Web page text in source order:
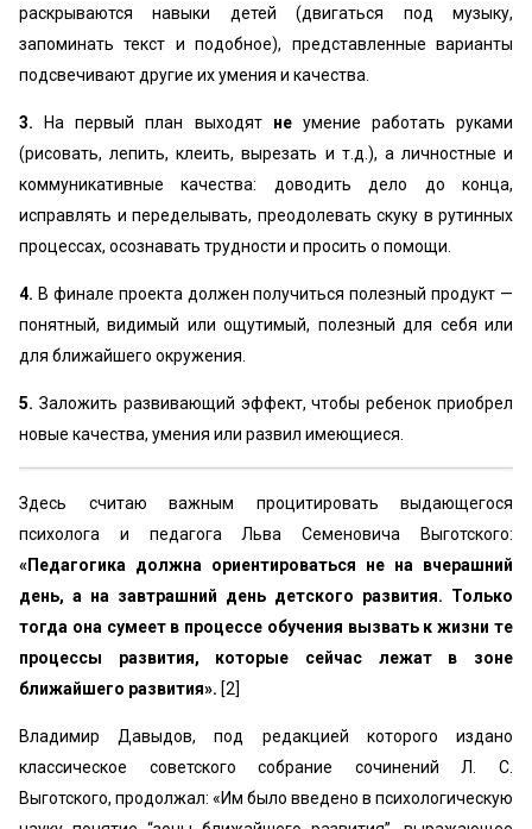
раскрываются навыки детей (двигаться под музыку,
запоминать текст и подобное), представленные варианты
подсвечивают другие их умения и качества.
3. На первый план выходят неумение работать руками
(рисовать, лепить, клеить, вырезать и т.д.), а личностные и
коммуникативные качества: доводить дело до конца,
исправлять и переделывать, преодолевать скуку в рутинных
процессах, осознавать трудности и просить о помощи.
4. В финале проекта должен получиться полезный продукт —
понятный, видимый или ощутимый, полезный для себя или
для ближайшего окружения.
5. Заложить развивающий эффект, чтобы ребенок приобрел
новые качества, умения или развил имеющиеся.
Здесь считаю важным процитировать выдающегося
психолога и педагога Льва Семеновича Выготского:
«Педагогика должна ориентироваться не на вчерашний
день, а на завтрашний день детского развития. Только
тогда она сумеет в процессе обучения вызвать к жизни те
процессы развития, которые сейчас лежат в зоне
ближайшего развития». [2]
Владимир Давыдов, под редакцией которого издано
классическое советского собрание сочинений Л. С.
Выготского, продолжал: «Им было введено в психологическую